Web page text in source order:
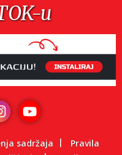
u
sadržaja
Pravila